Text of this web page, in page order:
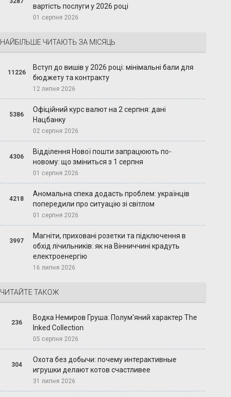
вартість послуги у 2026 році
01 серпня 2026
НАЙБІЛЬШЕ ЧИТАЮТЬ ЗА МІСЯЦЬ
11226
Вступ до вишів у 2026 році: мінімальні бали для
бюджету та контракту
12 липня 2026
5386
Офіційний курс валют на 2 серпня: дані
Нацбанку
02 серпня 2026
4306
Відділення Нової пошти запрацюють по-
новому: що зміниться з 1 серпня
01 серпня 2026
4218
Аномальна спека додасть проблем: українців
попередили про ситуацію зі світлом
01 серпня 2026
3997
Магніти, приховані розетки та підключення в
обхід лічильників: як на Вінниччині крадуть
електроенергію
16 липня 2026
ЧИТАЙТЕ ТАКОЖ
236
Водка Немиров Груша: Полум'яний характер The
Inked Collection
05 серпня 2026
304
Охота без добычи: почему интерактивные
игрушки делают котов счастливее
31 липня 2026